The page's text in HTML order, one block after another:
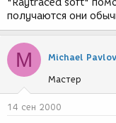
я
"Raytraced soft"
получаются они
M Michael Pavlov
Мастер
14 сен 2000